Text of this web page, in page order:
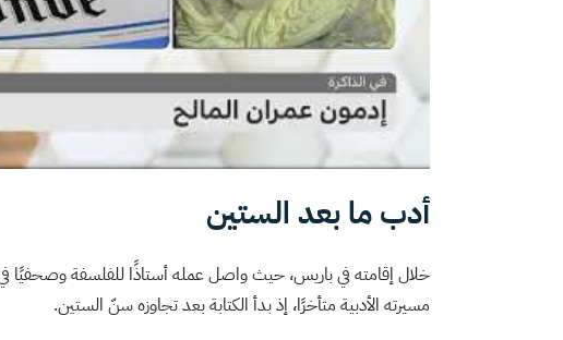
أدب ما بعد الستين
خلال إقامته في باريس، حيث واصل عمله أستاذًا للفلسفة وصحفيًا
مسيرته الأدبية متأخرًا، إذ بدأ الكتابة بعد تجاوزه سنّ الستين.